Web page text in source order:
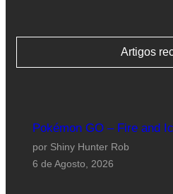
Artigos
Pokémon GO – Fire and
por Shiny Hunter Rob
6 de Agosto, 2026